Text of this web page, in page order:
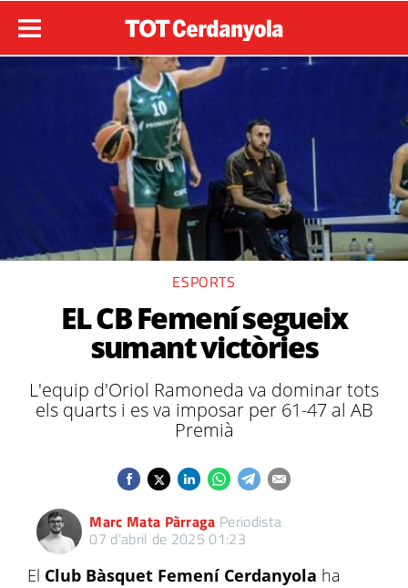
ESPORTS
EL CB Femení segueix
sumant victòries
L'equip d'Oriol Ramoneda va dominar tots
els quarts i es va imposar per 61-47 al AB
Premià
Marc Mata Pàrraga Periodista
07 d’abril de 2025 01:23
El Club Bàsquet Femení Cerdanyola ha